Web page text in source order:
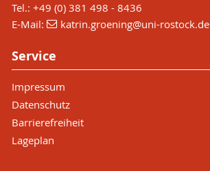
Tel.: +49 (0) 381 498 - 8436
E-Mail:
katrin.groening@uni-rostock.de
Service
Impressum
Datenschutz
Barrierefreiheit
Lageplan